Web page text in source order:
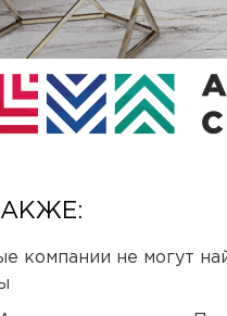
компании не могут